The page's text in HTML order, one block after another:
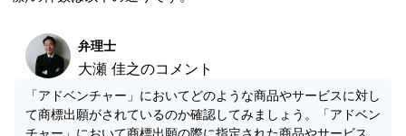
弁理士
大瀬 佳之のコメント
「アドベンチャー」においてどのような商品やサービスに対し
て商標出願がされているのか確認してみましょう。「アドベン